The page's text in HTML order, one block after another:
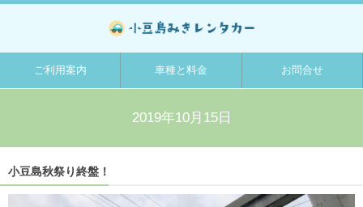
ご利用案内 車種と料金 お問合せ
2019年10月15日
小豆島秋祭り終盤！